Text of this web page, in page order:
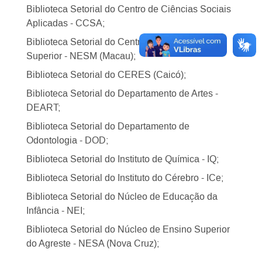
Biblioteca Setorial do Centro de Ciências Sociais
Aplicadas - CCSA;
Biblioteca Setorial do Centro Regional Ensino
Superior - NESM (Macau);
Biblioteca Setorial do CERES (Caicó);
Biblioteca Setorial do Departamento de Artes -
DEART;
Biblioteca Setorial do Departamento de
Odontologia - DOD;
Biblioteca Setorial do Instituto de Química - IQ;
Biblioteca Setorial do Instituto do Cérebro - ICe;
Biblioteca Setorial do Núcleo de Educação da
Infância - NEI;
Biblioteca Setorial do Núcleo de Ensino Superior
do Agreste - NESA (Nova Cruz);